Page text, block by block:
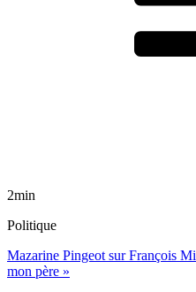
2min
Politique
Mazarine Pingeot sur François
mon père »